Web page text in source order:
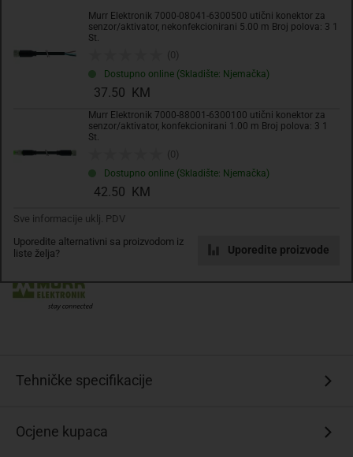
Murr Elektronik 7000-08041-6300500 utični konektor za
senzor/aktivator, nekonfekcionirani 5.00 m Broj polova: 3 1
St.
(0)
Dostupno online (Skladište: Njemačka)
37.50 KM
Murr Elektronik 7000-88001-6300100 utični konektor za
senzor/aktivator, konfekcionirani 1.00 m Broj polova: 3 1
St.
(0)
Dostupno online (Skladište: Njemačka)
42.50 KM
Sve informacije uklj. PDV
Uporedite alternativni sa proizvodom iz
liste želja?
Uporedite proizvode
Cijena na upit
Dodaj u košaricu
Tehničke specifikacije
Ocjene kupaca